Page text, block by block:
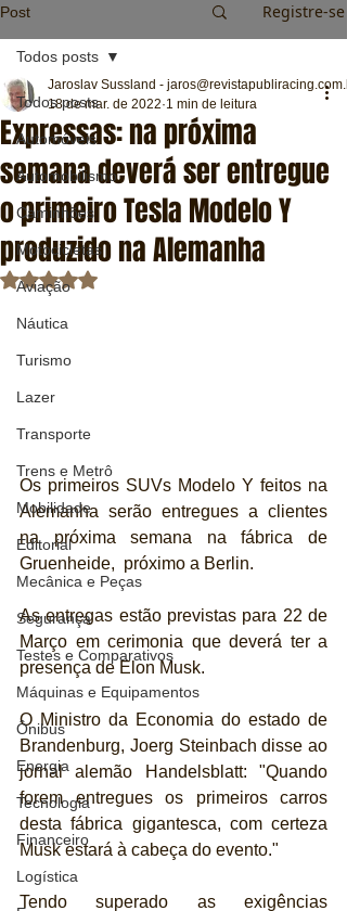
Post Registre-se
Todos posts
Automóveis
Automobilismo
Caminhões
Motocicletas
Aviação
Náutica
Turismo
Lazer
Transporte
Trens e Metrô
Mobilidade
Editorial
Mecânica e Peças
Segurança
Testes e Comparativos
Máquinas e Equipamentos
Ônibus
Energia
Tecnologia
Financeiro
Logística
Todos posts
Expressas: na próxima
semana deverá ser entregue
o primeiro Tesla Modelo Y
produzido na Alemanha
Jaroslav Sussland -
18 de mar. de 2022 1 min de leitura
Avaliado com NaN de 5 estrelas.
Os primeiros SUVs Modelo Y feitos na
Alemanha serão entregues a clientes
na próxima semana na fábrica de
Gruenheide,  próximo a Berlin.
As entregas estão previstas para 22 de
Março em cerimonia que deverá ter a
presença de Elon Musk.
O Ministro da Economia do estado de
Brandenburg, Joerg Steinbach disse ao
jornal alemão Handelsblatt: "Quando
forem entregues os primeiros carros
desta fábrica gigantesca, com certeza
Musk estará à cabeça do evento."
Tendo superado as exigências